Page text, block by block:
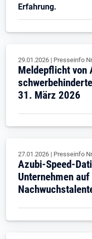
Erfahrung.
29.01.2026 | Presseinfo
Meldepflicht von
31. März 2026
27.01.2026 | Presseinfo
Azubi-Speed-
Unternehmen